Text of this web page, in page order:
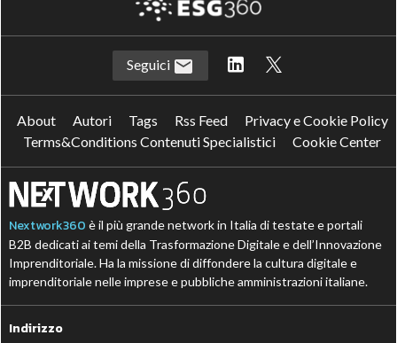
Seguici
About Autori Tags Rss Feed
Privacy e Cookie Policy
Terms&Conditions Contenuti Specialistici
Cookie Center
Nextwork360 è il più grande network in Italia di testate e portali
B2B dedicati ai temi della Trasformazione Digitale e dell’Innovazione
Imprenditoriale. Ha la missione di diffondere la cultura digitale e
imprenditoriale nelle imprese e pubbliche amministrazioni italiane.
Indirizzo